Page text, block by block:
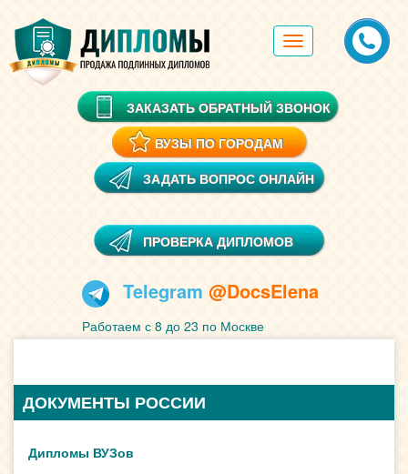
Toggle
navigation
ЗАКАЗАТЬ ОБРАТНЫЙ ЗВОНОК
ВУЗЫ ПО ГОРОДАМ
ЗАДАТЬ ВОПРОС ОНЛАЙН
ПРОВЕРКА ДИПЛОМОВ
Telegram @DocsElena
Работаем с 8 до 23 по Москве
ДОКУМЕНТЫ РОССИИ
Дипломы ВУЗов